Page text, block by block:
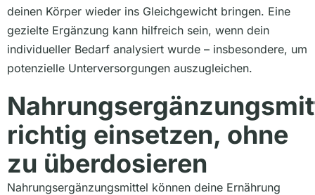
deinen Körper wieder ins Gleichgewicht bringen. Eine
gezielte Ergänzung kann hilfreich sein, wenn dein
individueller Bedarf analysiert wurde – insbesondere, um
potenzielle Unterversorgungen auszugleichen.
richtig einsetzen, ohne
zu überdosieren
Nahrungsergänzungsmittel können deine Ernährung